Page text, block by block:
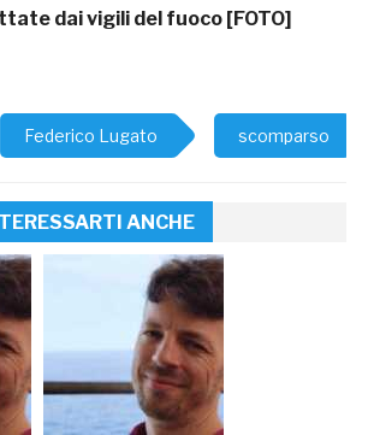
dai vigili del fuoco [FOTO]
Federico Lugato scomparso
ANCHE